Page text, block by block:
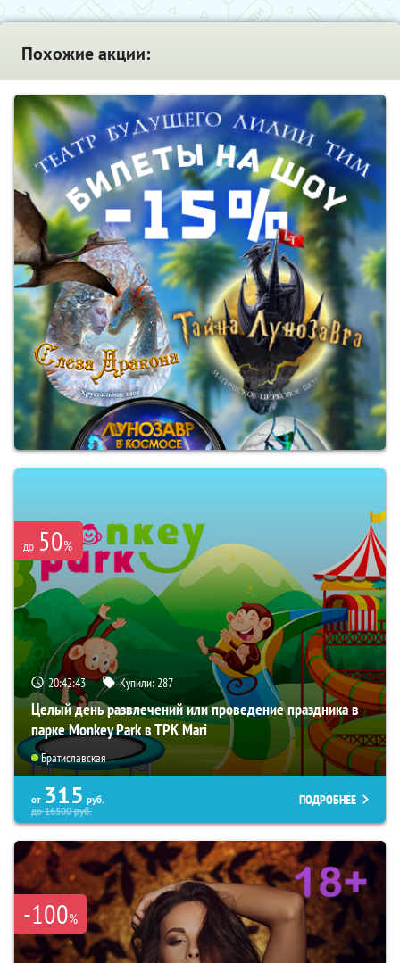
Похожие акции:
до 50%
20:42:42 Купили:287
Целый день развлечений или проведение праздника в
парке Monkey Park в ТРК Mari
Братиславская
от 315 руб.
до16500руб.
ПОДРОБНЕЕ
-100%